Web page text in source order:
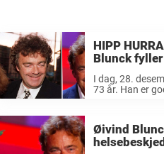
HIPP
Blunck
I dag, 28.
73 år. Han er
Øivind